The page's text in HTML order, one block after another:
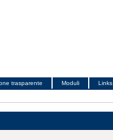
trasparente Moduli
Links